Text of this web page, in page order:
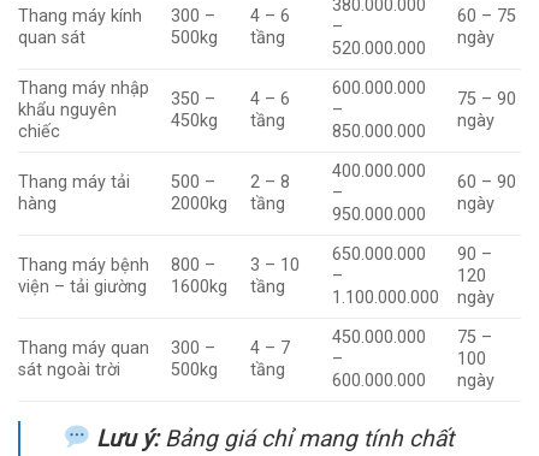
Thang máy kính
quan sát
300 –
500kg
4 – 6
tầng
380.000.000
–
520.000.000
60 – 75
ngày
Thang máy nhập
khẩu nguyên
chiếc
350 –
450kg
4 – 6
tầng
600.000.000
–
850.000.000
75 – 90
ngày
Thang máy tải
hàng
500 –
2000kg
2 – 8
tầng
400.000.000
–
950.000.000
60 – 90
ngày
Thang máy bệnh
viện – tải giường
800 –
1600kg
3 – 10
tầng
650.000.000
–
1.100.000.000
90 –
120
ngày
Thang máy quan
sát ngoài trời
300 –
500kg
4 – 7
tầng
450.000.000
–
600.000.000
75 –
100
ngày
Lưu ý:Bảng giá chỉ mang tính chất